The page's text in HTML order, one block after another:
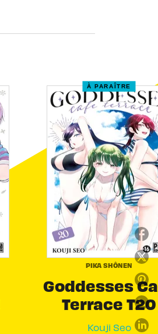
À PARAÎTRE
PIKA SHÔNEN
Goddesses
Terrace T20
Kouji Seo